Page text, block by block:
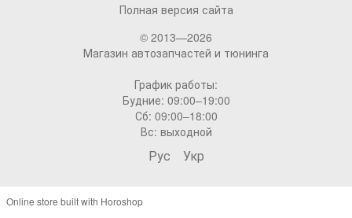
Полная версия сайта
© 2013—2026
Магазин автозапчастей и тюнинга
График работы:
Будние: 09:00–19:00
Сб: 09:00–18:00
Вс: выходной
Рус Укр
Online store built with Horoshop